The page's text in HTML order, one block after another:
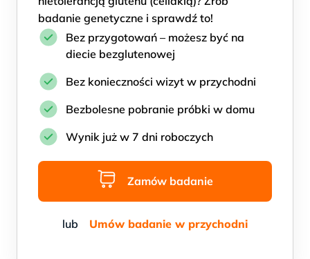
badanie genetyczne i sprawdź to!
Bez przygotowań – możesz być na
diecie bezglutenowej
Bez konieczności wizyt w przychodni
Bezbolesne pobranie próbki w domu
Wynik już w 7 dni roboczych
Zamów badanie
Umów badanie w przychodni